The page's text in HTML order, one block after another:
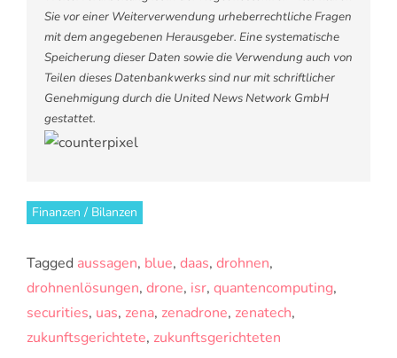
Sie vor einer Weiterverwendung urheberrechtliche Fragen
mit dem angegebenen Herausgeber. Eine systematische
Speicherung dieser Daten sowie die Verwendung auch von
Teilen dieses Datenbankwerks sind nur mit schriftlicher
Genehmigung durch die United News Network GmbH
gestattet.
Finanzen / Bilanzen
Tagged aussagen, blue, daas, drohnen,
drohnenlösungen, drone, isr, quantencomputing,
securities, uas, zena, zenadrone, zenatech,
zukunftsgerichtete, zukunftsgerichteten